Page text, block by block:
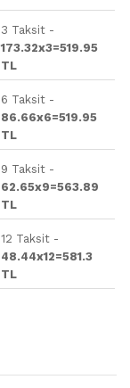
3 Taksit -
173.32x3=519.95
TL
6 Taksit -
86.66x6=519.95
TL
9 Taksit -
62.65x9=563.89
TL
12 Taksit -
48.44x12=581.3
TL